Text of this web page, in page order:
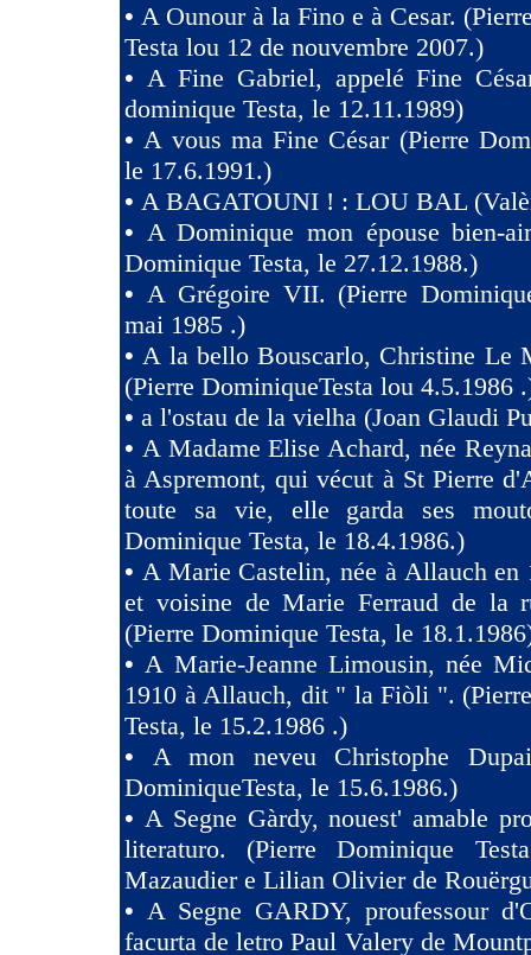
• A Ounour à la Fino e à Cesar.
Testa lou 12 de nouvembre 2007.)
• A Fine Gabriel, appelé Fine
dominique Testa, le 12.11.1989)
•A vous ma Fine César (Pierre
le 17.6.1991.)
• A BAGATOUNI ! : LOU BAL
• A Dominique mon épouse bien-
Dominique Testa, le 27.12.1988.)
• A Grégoire VII. (Pierre
mai 1985 .)
•A la bello Bouscarlo, Christine Le
(Pierre DominiqueTesta lou 4.5.1986
• a l'ostau de la vielha (Joan Glaudi
• A Madame Elise Achard, née
à Aspremont, qui vécut à St Pierre
toute sa vie, elle garda ses
Dominique Testa, le 18.4.1986.)
• A Marie Castelin, née à Allauch en
et voisine de Marie Ferraud de la
(Pierre Dominique Testa, le
•A Marie-Jeanne Limousin, née
1910 à Allauch, dit " la Fiòli ".
Testa, le 15.2.1986 .)
• A mon neveu Christophe
DominiqueTesta, le 15.6.1986.)
• A Segne Gàrdy, nouest' amable
literaturo. (Pierre Dominique
Mazaudier e Lilian Olivier de
• A Segne GARDY, proufessour
facurta de letro Paul Valery de